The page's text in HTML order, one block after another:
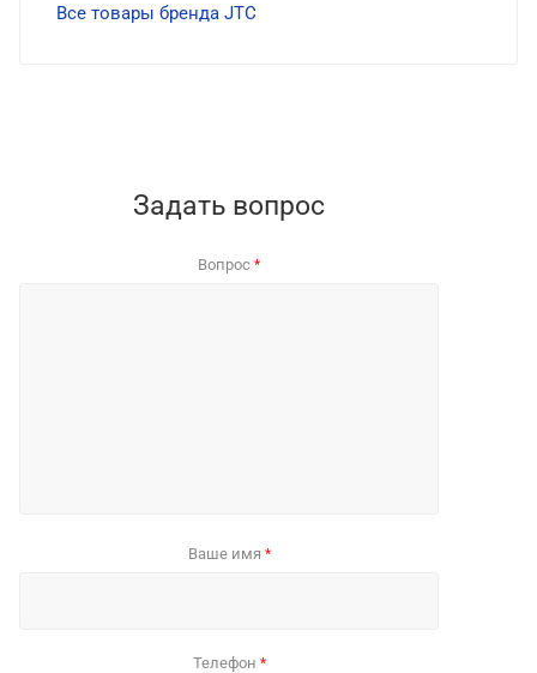
Все товары бренда JTC
Задать вопрос
Вопрос *
Ваше имя *
Телефон *